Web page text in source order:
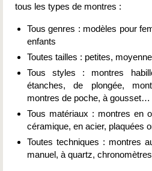
tous les types de montres :
Tous genres : modèles pour
enfants
Toutes tailles : petites,
Tous styles : montres
étanches, de plongée,
montres de poche, à gousset…
Tous matériaux : montres en
céramique, en acier, plaquées
Toutes techniques : montres
manuel, à quartz,